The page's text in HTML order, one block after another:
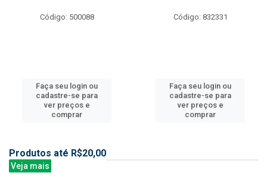
Código: 500088
Faça seu login ou
cadastre-se para
ver preços e
comprar
Código: 832331
Faça seu login ou
cadastre-se para
ver preços e
comprar
Produtos até R$20,00
Veja mais